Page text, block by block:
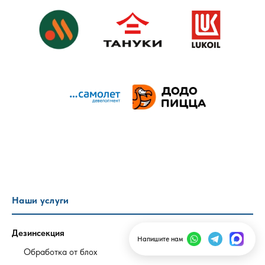
Наши услуги
Дезинсекция
Обработка от блох
Напишите нам